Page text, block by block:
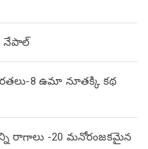
నేపాల్‌
8 ఉమా నూతక్కి కథ
రాగాలు -20 మనోరంజకమైన